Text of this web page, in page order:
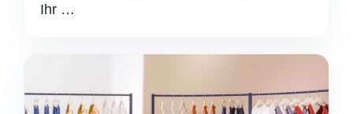
Ihr …